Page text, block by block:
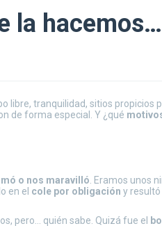
la
libre, tranquilidad, sitios propicios
de forma especial. Y ¿qué
o nos maravilló . Eramos unos
en el cole por obligación y
pero… quién sabe. Quizá fue el